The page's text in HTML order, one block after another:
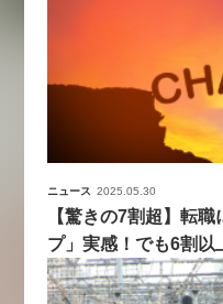
ニュース 2025.05.30
【驚きの7割超】転
プ」実感！でも6割以